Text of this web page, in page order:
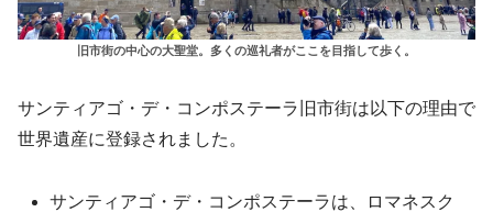
旧市街の中心の大聖堂。多くの巡礼者がここを目指して歩く。
サンティアゴ・デ・コンポステーラ旧市街は以下の理由で
世界遺産に登録されました。
サンティアゴ・デ・コンポステーラは、ロマネスク